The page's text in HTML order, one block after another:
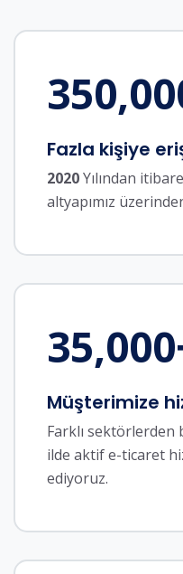
Fazla kişiye
2020Yılından
altyapımız
35,000
Müşterimize
Farklı sektörlerden
ilde aktif e-ticaret
ediyoruz.